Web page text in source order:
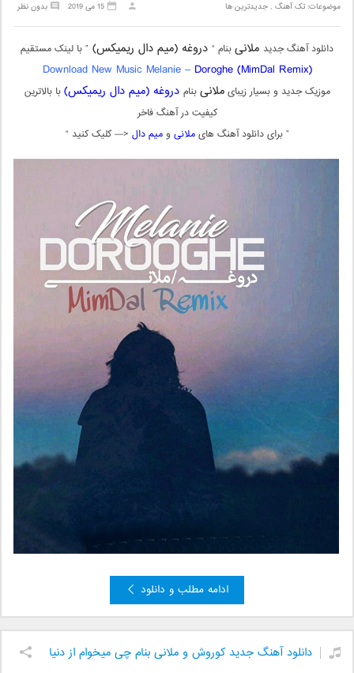
موضوعات:تک آهنگ ,جدیدترین ها بدون نظر 15 می 2019
دانلود آهنگ جدید ملانیبنام “ دروغه (میم دال ریمیکس) ” با لینک مستقیم
Download New Music Melanie – Doroghe (MimDal Remix)
موزیک جدید و بسیار زیبایملانیبنام دروغه (میم دال ریمیکس)با بالاترین
کیفیت در آهنگ فاخر
” برای دانلود آهنگ هایملانی ومیم دال <— کلیک کنید “
ادامه مطلب و دانلود
دانلود آهنگ جدید کوروش و ملانی بنام چی میخوام از دنیا